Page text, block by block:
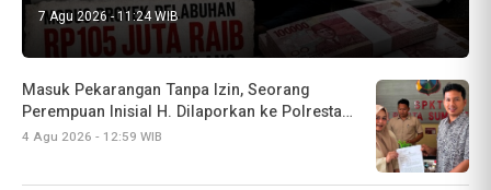
7 Agu 2026 - 11:24 WIB
Pembobol Rumah di Jangkar Ditangkap, Polisi
Ungkap Modus Pelaku
4 Agu 2026 - 10:30 WIB